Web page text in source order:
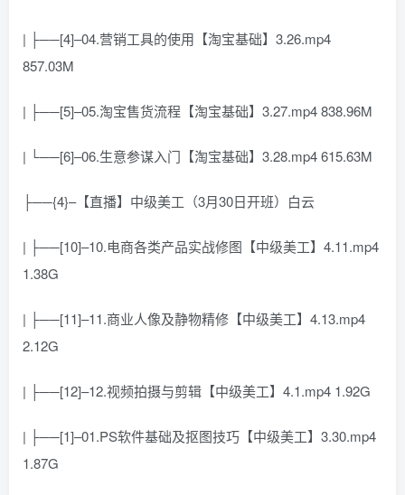
| ├──[4]–04.营销工具的使用【淘宝基础】3.26.mp4
857.03M
| ├──[5]–05.淘宝售货流程【淘宝基础】3.27.mp4 838.96M
| └──[6]–06.生意参谋入门【淘宝基础】3.28.mp4 615.63M
├──{4}–【直播】中级美工（3月30日开班）白云
| ├──[10]–10.电商各类产品实战修图【中级美工】4.11.mp4
1.38G
| ├──[11]–11.商业人像及静物精修【中级美工】4.13.mp4
2.12G
| ├──[12]–12.视频拍摄与剪辑【中级美工】4.1.mp4 1.92G
| ├──[1]–01.PS软件基础及抠图技巧【中级美工】3.30.mp4
1.87G